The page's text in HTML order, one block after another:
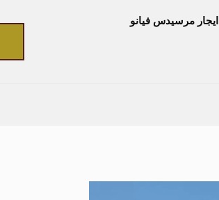
ايجار مرسيدس فيانو